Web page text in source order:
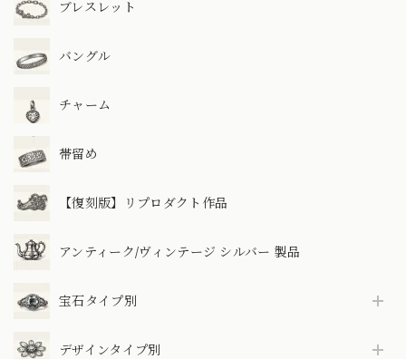
ブレスレット
バングル
チャーム
帯留め
【復刻版】リプロダクト作品
アンティーク/ヴィンテージ シルバー 製品
宝石タイプ別
デザインタイプ別